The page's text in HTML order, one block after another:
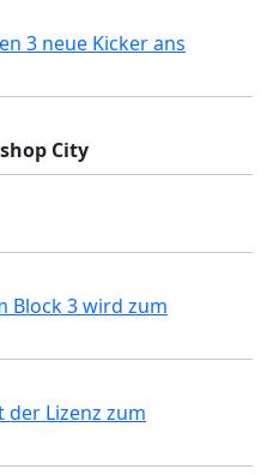
3 neue Kicker ans
City
Block 3 wird zum
der Lizenz zum